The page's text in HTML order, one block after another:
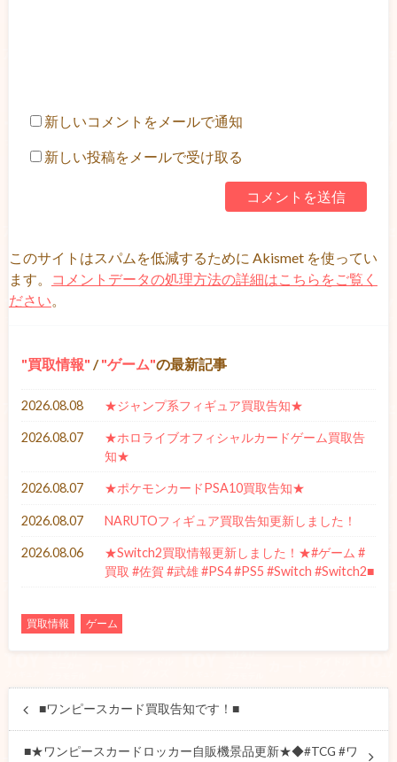
新しいコメントをメールで通知
新しい投稿をメールで受け取る
このサイトはスパムを低減するために Akismet を使ってい
ます。
コメントデータの処理方法の詳細はこちらをご覧く
ださい。
買取情報 / ゲーム の最新記事
2026.08.08 ★ジャンプ系フィギュア買取告知★
2026.08.07
★ホロライブオフィシャルカードゲーム買取告
知★
2026.08.07 ★ポケモンカードPSA10買取告知★
2026.08.07 NARUTOフィギュア買取告知更新しました！
2026.08.06
★Switch2買取情報更新しました！★#ゲーム #
買取 #佐賀 #武雄 #PS4 #PS5 #Switch #Switch2■
買取情報 ゲーム
■ワンピースカード買取告知です！■
■★ワンピースカードロッカー自販機景品更新★◆#TCG #ワ